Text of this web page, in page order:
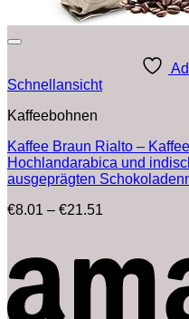
Schnellansicht
Kaffeebohnen
Kaffee Braun Rialto –
Hochlandarabica und
ausgeprägten
€8.01 – €21.51
€21.51